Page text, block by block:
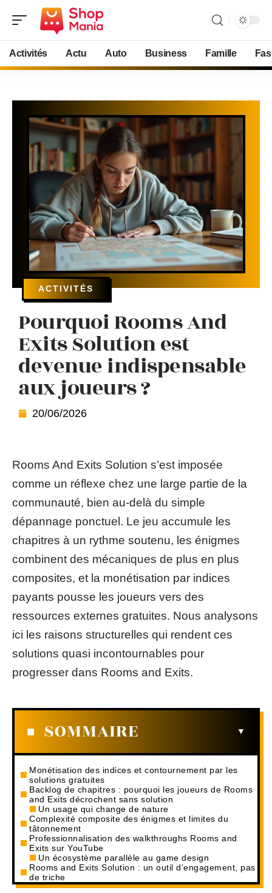
Activités Actu Auto Business Famille
ACTIVITÉS
Pourquoi Rooms And
Exits Solution est
devenue indispensable
aux joueurs ?
20/06/2026
Rooms And Exits Solution s’est imposée
comme un réflexe chez une large partie de la
communauté, bien au-delà du simple
dépannage ponctuel. Le jeu accumule les
chapitres à un rythme soutenu, les énigmes
combinent des mécaniques de plus en plus
composites, et la monétisation par indices
payants pousse les joueurs vers des
ressources externes gratuites. Nous analysons
ici les raisons structurelles qui rendent ces
solutions quasi incontournables pour
progresser dans Rooms and Exits.
SOMMAIRE
Monétisation des indices et contournement par les
solutions gratuites
Backlog de chapitres : pourquoi les joueurs de Rooms
and Exits décrochent sans solution
Un usage qui change de nature
Complexité composite des énigmes et limites du
tâtonnement
Professionnalisation des walkthroughs Rooms and
Exits sur YouTube
Un écosystème parallèle au game design
Rooms and Exits Solution : un outil d’engagement, pas
de triche